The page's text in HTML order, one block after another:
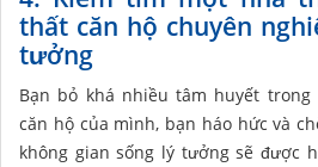
thất căn hộ chuyên
tưởng
Bạn bỏ khá nhiều tâm huyết
căn hộ của mình, bạn háo hức và
không gian sống lý tưởng sẽ được